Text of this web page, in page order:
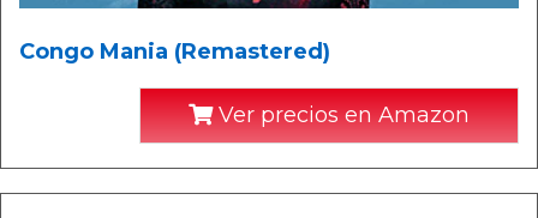
Congo Mania (Remastered)
Ver precios en Amazon